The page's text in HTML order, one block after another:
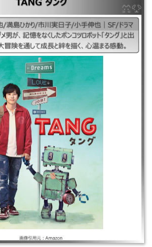
タング2022 ｜2022年｜二宮和也/満島ひかり/
ドラマ ｜人生の迷子であるダメ男が、記憶をな
「タング」と出会い、世界をめぐる大冒険を通し
まる感動。